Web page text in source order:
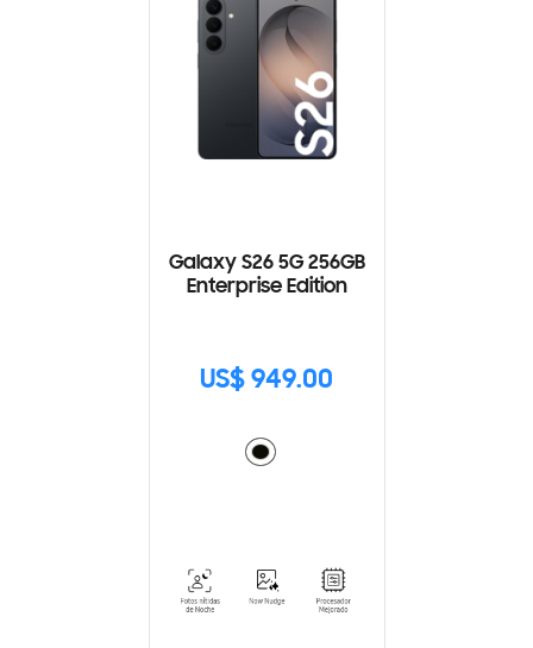
Galaxy S26 5G 256GB
Enterprise Edition
US$ 949.00